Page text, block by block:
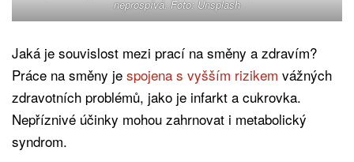
neprospívá. Foto: Unsplash
Jaká je souvislost mezi prací na směny a zdravím?
Práce na směny je spojena s vyšším rizikem vážných
zdravotních problémů, jako je infarkt a cukrovka.
Nepříznivé účinky mohou zahrnovat i metabolický
syndrom.